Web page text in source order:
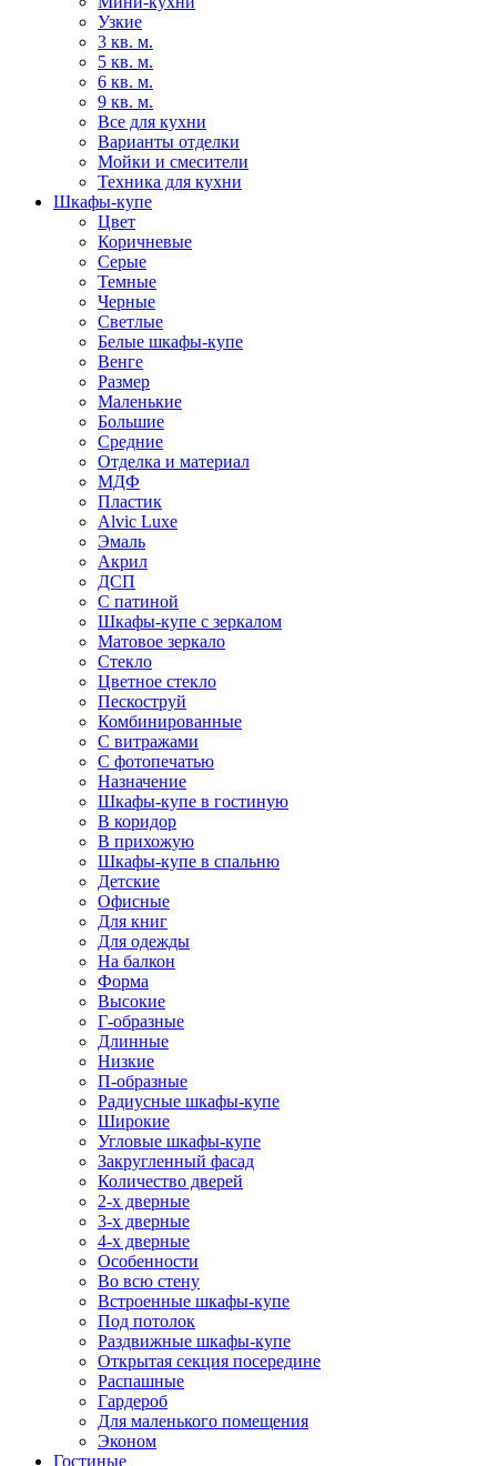
Узкие
3 кв. м.
5 кв. м.
6 кв. м.
9 кв. м.
Все для кухни
Варианты отделки
Мойки и смесители
Техника для кухни
Шкафы-купе
Цвет
Коричневые
Серые
Темные
Черные
Светлые
Белые шкафы-купе
Венге
Размер
Маленькие
Большие
Средние
Отделка и материал
МДФ
Пластик
Alvic Luxe
Эмаль
Акрил
ДСП
С патиной
Шкафы-купе с зеркалом
Матовое зеркало
Стекло
Цветное стекло
Пескоструй
Комбинированные
С витражами
С фотопечатью
Назначение
Шкафы-купе в гостиную
В коридор
В прихожую
Шкафы-купе в спальню
Детские
Офисные
Для книг
Для одежды
На балкон
Форма
Высокие
Г-образные
Длинные
Низкие
П-образные
Радиусные шкафы-купе
Широкие
Угловые шкафы-купе
Закругленный фасад
Количество дверей
2-х дверные
3-х дверные
4-х дверные
Особенности
Во всю стену
Встроенные шкафы-купе
Под потолок
Раздвижные шкафы-купе
Открытая секция посередине
Распашные
Гардероб
Для маленького помещения
Эконом
Гостиные